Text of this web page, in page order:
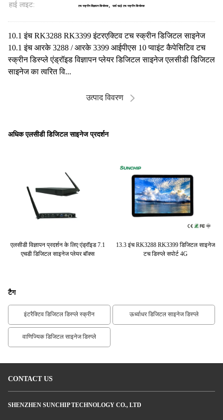
हाई लाइट: टच स्क्रीन विज्ञापन कियोस्क, फर्श खड़े टच स्क्रीन कियोस्क
10.1 इंच RK3288 RK3399 इंटरएक्टिव टच स्क्रीन डिजिटल साइनेज
10.1 इंच आरके 3288 / आरके 3399 आईपीएस 10 प्वाइंट कैपेसिटिव टच
स्क्रीन डिस्प्ले एंड्रॉइड विज्ञापन प्लेयर डिजिटल साइनेज एलसीडी डिजिटल
साइनेज का त्वरित वि...
उत्पाद विवरण
अधिक एलसीडी डिजिटल साइनेज प्रदर्शन
एलसीडी विज्ञापन प्रदर्शन के लिए एंड्रॉइड 7.1
एचडी डिजिटल साइनेज प्लेयर बॉक्स
13.3 इंच RK3288 RK3399 डिजिटल साइनेज
टच डिस्प्ले सपोर्ट 4G
टैग
इंटरैक्टिव डिजिटल डिस्प्ले स्क्रीन ऊर्ध्वाधर डिजिटल साइनेज डिस्प्ले
वाणिज्यिक डिजिटल साइनेज डिस्प्ले
CONTACT US
SHENZHEN SUNCHIP TECHNOLOGY CO., LTD